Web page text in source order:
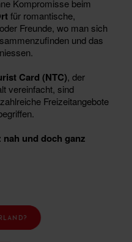
Kompromisse beim
für romantische,
Freunde, wo man sich
und das
Card (NTC), der
vereinfacht, sind
Freizeitangebote
nah und doch ganz